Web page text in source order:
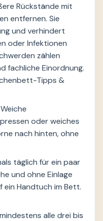
Rückstände mit
entfernen. Sie
und verhindert
oder Infektionen
zählen
fachliche Einordnung.
Tipps &
Weiche
oder weiches
nach hinten, ohne
täglich für ein paar
und ohne Einlage
Handtuch im Bett.
alle drei bis